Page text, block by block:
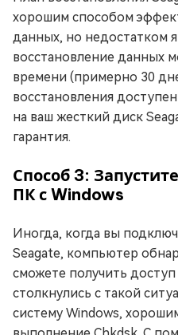
хорошим способом
данных, но недостатком
восстановление данных
времени (примерно 30
восстановления
на ваш жесткий диск
гарантия.
Способ 3:
ПК с Windows
Иногда, когда вы
Seagate, компьютер
сможете получить
столкнулись с такой
систему Windows,